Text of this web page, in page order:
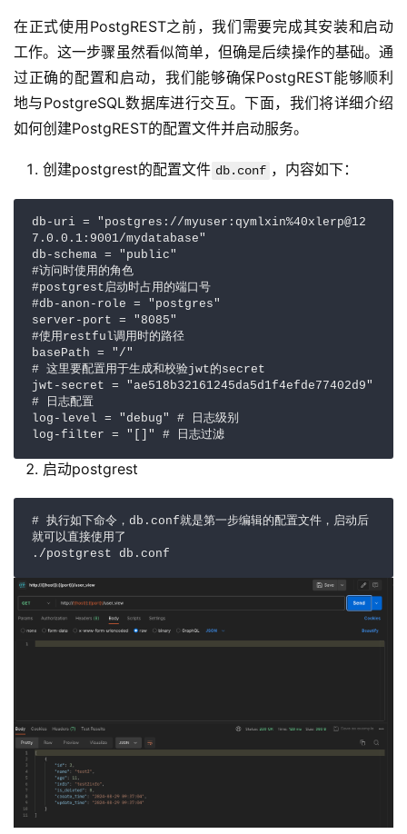
在正式使用PostgREST之前，我们需要完成其安装和启动
工作。这一步骤虽然看似简单，但确是后续操作的基础。通
过正确的配置和启动，我们能够确保PostgREST能够顺利
地与PostgreSQL数据库进行交互。下面，我们将详细介绍
如何创建PostgREST的配置文件并启动服务。
创建postgrest的配置文件 db.conf ，内容如下：
db-uri = "postgres://myuser:qymlxin%40xlerp@12
7.0.0.1:9001/mydatabase"
db-schema = "public"
#访问时使用的角色
#postgrest启动时占用的端口号
#db-anon-role = "postgres"
server-port = "8085"
#使用restful调用时的路径
basePath = "/"
# 这里要配置用于生成和校验jwt的secret
jwt-secret = "ae518b32161245da5d1f4efde77402d9"
# 日志配置
log-level = "debug" # 日志级别
log-filter = "[]" # 日志过滤
启动postgrest
# 执行如下命令，db.conf就是第一步编辑的配置文件，启动后
就可以直接使用了
./postgrest db.conf